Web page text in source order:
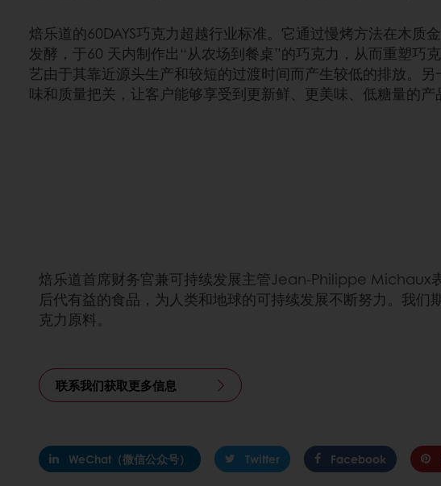
焙乐道的60DAYS巧克力超越行业标准。它通过慢烤方法在木质
发酵，于60 天内制作出“从农场到餐桌”的巧克力，从而重塑巧
艺由于其靠近源头生产和较短的过渡时间而产生较低的排放。另
味和质量把关，让客户能够享受到更新鲜、更美味、低糖量的产
焙乐道首席财务官兼可持续发展主管Jean-Philippe Michaux
后代有益的食品，为人类和地球的可持续发展不断努力。我
克力原料。
联系我们获取更多信息
WeChat（微信公众号） Twitter Facebook